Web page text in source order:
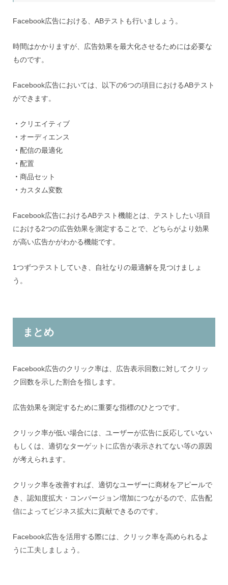
Facebook広告における、ABテストも行いましょう。
時間はかかりますが、広告効果を最大化させるためには必要な
ものです。
Facebook広告においては、以下の6つの項目におけるABテスト
ができます。
・ クリエイティブ
・ オーディエンス
・ 配信の最適化
・ 配置
・ 商品セット
・ カスタム変数
Facebook広告におけるABテスト機能とは、テストしたい項目
における2つの広告効果を測定することで、どちらがより効果
が高い広告かがわかる機能です。
1つずつテストしていき、自社なりの最適解を見つけましょ
う。
まとめ
Facebook広告のクリック率は、広告表示回数に対してクリッ
ク回数を示した割合を指します。
広告効果を測定するために重要な指標のひとつです。
クリック率が低い場合には、ユーザーが広告に反応していない
もしくは、適切なターゲットに広告が表示されてない等の原因
が考えられます。
クリック率を改善すれば、適切なユーザーに商材をアピールで
き、認知度拡大・コンバージョン増加につながるので、広告配
信によってビジネス拡大に貢献できるのです。
Facebook広告を活用する際には、クリック率を高められるよ
うに工夫しましょう。